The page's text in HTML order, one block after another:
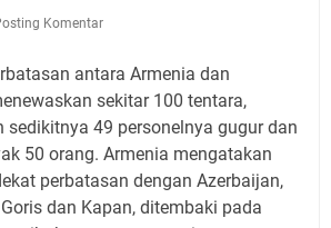
Komentar
antara Armenia dan
sekitar 100 tentara,
sedikitnya 49 personelnya gugur dan
50 orang. Armenia mengatakan
perbatasan dengan Azerbaijan,
dan Kapan, ditembaki pada